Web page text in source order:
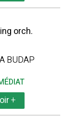
orch.
BUDAP
+